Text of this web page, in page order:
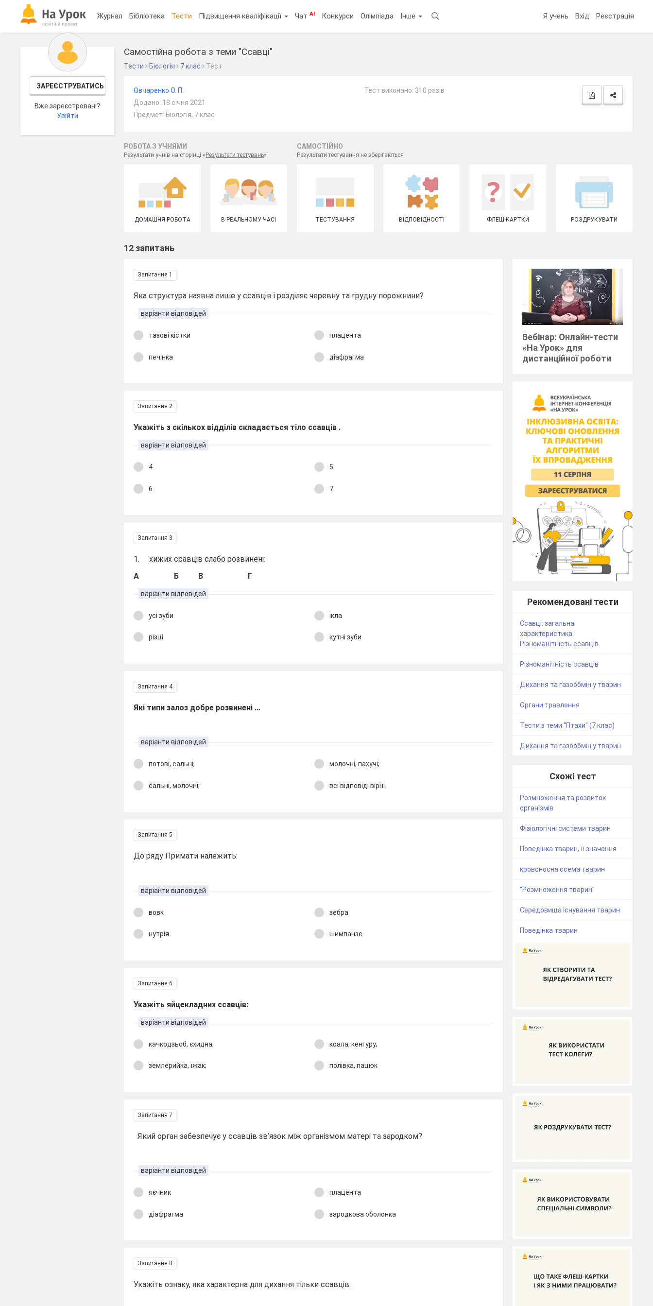
Журнал Бібліотека Тести Підвищення кваліфікації ЧатAI Конкурси Олімпіада Інше Я учень Вхід Реєстрація
ЗАРЕЄСТРУВАТИСЬ
Вже зареєстровані?
Увійти
Самостійна робота з теми "Ссавці"
Тести Біологія 7 клас Тест
Овчаренко О. П.
Додано: 18 січня 2021
Предмет: Біологія, 7 клас
Тест виконано: 310 разів
РОБОТА З УЧНЯМИ
Результати учнів на сторінці « Результати тестувань»
САМОСТІЙНО
Результати тестування не зберігаються
ДОМАШНЯ РОБОТА В РЕАЛЬНОМУ ЧАСІ ТЕСТУВАННЯ ВІДПОВІДНОСТІ ФЛЕШ-КАРТКИ РОЗДРУКУВАТИ
12 запитань
Запитання 1
Яка структура наявна лише у ссавців і розділяє черевну та грудну порожнини?
варіанти відповідей
тазові кістки плацента
печінка діафрагма
Запитання 2
Укажіть з скількох відділів складається тіло ссавців .
варіанти відповідей
4 5
6 7
Запитання 3
1. хижих ссавців слабо розвинені:
А
Б В Г
варіанти відповідей
усі зуби ікла
різці кутні зуби
Запитання 4
Які типи залоз добре розвинені …
варіанти відповідей
потові, сальні; молочні, пахучі;
сальні, молочні; всі відповіді вірні.
Запитання 5
До ряду Примати належить:
варіанти відповідей
вовк зебра
нутрія шимпанзе
Запитання 6
Укажіть яйцекладних ссавців:
варіанти відповідей
качкодзьоб, єхидна; коала, кенгуру;
землерийка, їжак; полівка, пацюк
Запитання 7
Який орган забезпечує у ссавців зв’язок між організмом матері та зародком?
варіанти відповідей
яєчник плацента
діафрагма зародкова оболонка
Запитання 8
Укажіть ознаку, яка характерна для дихання тільки ссавців:
Вебінар: Онлайн-тести
«На Урок» для
дистанційної роботи
Рекомендовані тести
Ссавці: загальна
характеристика.
Різноманітність ссавців.
Різноманітність ссавців
Дихання та газообмін у тварин
Органи травлення
Тести з теми "Птахи" (7 клас)
Дихання та газообмін у тварин
Схожі тест
Розмноження та розвиток
організмів
Фізіологічні системи тварин
Поведінка тварин, її значення
кровоносна ссема тварин
"Розмноження тварин"
Середовища існування тварин
Поведінка тварин